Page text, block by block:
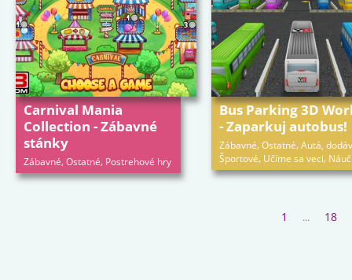
Carnival Mania
Collection - Zábavné
stánky
Zábavné,Ostatné, Postrehové hry
Bus Parking 3D
- Zaparkuj autobus!
Zábavné,Ostatné,Autá,
Športové, Učíme sa veci,
1 ... 18